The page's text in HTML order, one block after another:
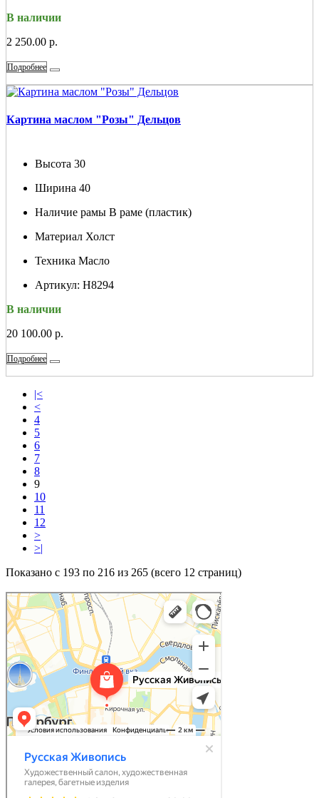
В наличии
2 250.00 р.
Подробнее
Картина маслом "Розы" Дельцов
Высота 30
Ширина 40
Наличие рамы В раме (пластик)
Материал Холст
Техника Масло
Артикул: Н8294
В наличии
20 100.00 р.
Подробнее
|<
<
4
5
6
7
8
9
10
11
12
>
>|
Показано с 193 по 216 из 265 (всего 12 страниц)